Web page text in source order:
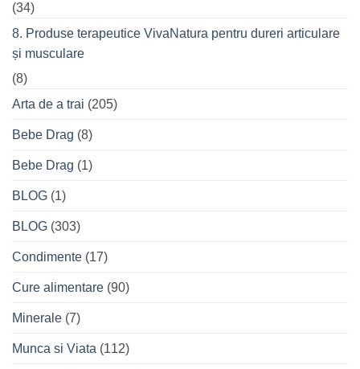
(34)
8. Produse terapeutice VivaNatura pentru dureri articulare
și musculare
(8)
Arta de a trai (205)
Bebe Drag (8)
Bebe Drag (1)
BLOG (1)
BLOG (303)
Condimente (17)
Cure alimentare (90)
Minerale (7)
Munca si Viata (112)